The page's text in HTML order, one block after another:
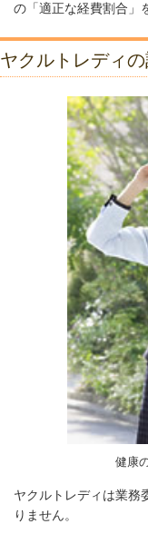
の「適正な経費割合」
ヤクルトレディ
健康
ヤクルトレディは業務
りません。